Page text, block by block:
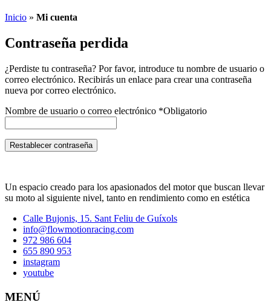
Inicio » Mi cuenta
Contraseña perdida
¿Perdiste tu contraseña? Por favor, introduce tu nombre de usuario o
correo electrónico. Recibirás un enlace para crear una contraseña
nueva por correo electrónico.
Nombre de usuario o correo electrónico *Obligatorio
Restablecer contraseña
Un espacio creado para los apasionados del motor que buscan llevar
su moto al siguiente nivel, tanto en rendimiento como en estética
Calle Bujonis, 15. Sant Feliu de Guíxols
info@flowmotionracing.com
972 986 604
655 890 953
instagram
youtube
MENÚ